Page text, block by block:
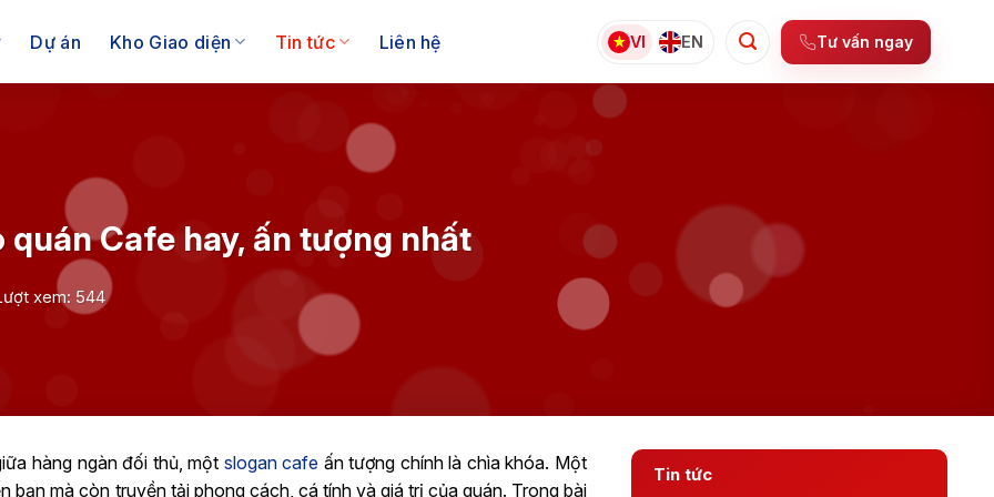
Dự án Kho Giao diện Tin tức Liên hệ VI EN Tư vấn ngay
Cafe hay, ấn tượng nhất
xem: 544
hàng ngàn đối thủ, một slogan cafe ấn tượng chính là chìa khóa. Một
mà còn truyền tải phong cách, cá tính và giá trị của quán. Trong bài
Tin tức